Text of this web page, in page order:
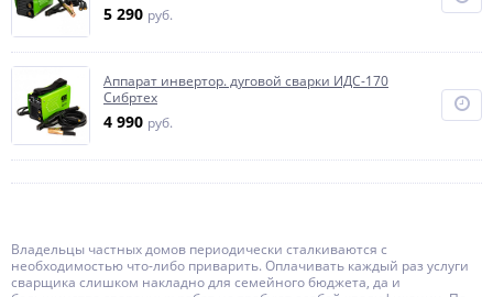
5 290 руб.
Аппарат инвертор. дуговой сварки ИДС-170
Сибртех
4 990 руб.
Владельцы частных домов периодически сталкиваются с
необходимостью что-либо приварить. Оплачивать каждый раз услуги
сварщика слишком накладно для семейного бюджета, да и